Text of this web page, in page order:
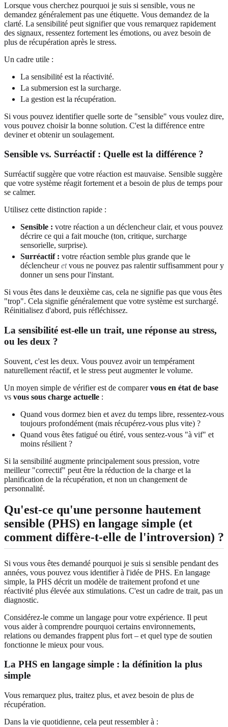
Lorsque vous cherchez pourquoi je suis si sensible, vous ne
demandez généralement pas une étiquette. Vous demandez de la
clarté. La sensibilité peut signifier que vous remarquez rapidement
des signaux, ressentez fortement les émotions, ou avez besoin de
plus de récupération après le stress.
Un cadre utile :
La sensibilité est la réactivité.
La submersion est la surcharge.
La gestion est la récupération.
Si vous pouvez identifier quelle sorte de "sensible" vous voulez dire,
vous pouvez choisir la bonne solution. C'est la différence entre
deviner et obtenir un soulagement.
Sensible vs. Surréactif : Quelle est la différence ?
Surréactif suggère que votre réaction est mauvaise. Sensible suggère
que votre système réagit fortement et a besoin de plus de temps pour
se calmer.
Utilisez cette distinction rapide :
Sensible : votre réaction a un déclencheur clair, et vous pouvez
décrire ce qui a fait mouche (ton, critique, surcharge
sensorielle, surprise).
Surréactif : votre réaction semble plus grande que le
déclencheuretvous ne pouvez pas ralentir suffisamment pour y
donner un sens pour l'instant.
Si vous êtes dans le deuxième cas, cela ne signifie pas que vous êtes
"trop". Cela signifie généralement que votre système est surchargé.
Réinitialisez d'abord, puis réfléchissez.
La sensibilité est-elle un trait, une réponse au stress,
ou les deux ?
Souvent, c'est les deux. Vous pouvez avoir un tempérament
naturellement réactif, et le stress peut augmenter le volume.
Un moyen simple de vérifier est de comparervous en état de base
vs vous sous charge actuelle :
Quand vous dormez bien et avez du temps libre, ressentez-vous
toujours profondément (mais récupérez-vous plus vite) ?
Quand vous êtes fatigué ou étiré, vous sentez-vous "à vif" et
moins résilient ?
Si la sensibilité augmente principalement sous pression, votre
meilleur "correctif" peut être la réduction de la charge et la
planification de la récupération, et non un changement de
personnalité.
Qu'est-ce qu'une personne hautement
sensible (PHS) en langage simple (et
comment diffère-t-elle de l'introversion) ?
Si vous vous êtes demandé pourquoi je suis si sensible pendant des
années, vous pouvez vous identifier à l'idée de PHS. En langage
simple, la PHS décrit un modèle de traitement profond et une
réactivité plus élevée aux stimulations. C'est un cadre de trait, pas un
diagnostic.
Considérez-le comme un langage pour votre expérience. Il peut
vous aider à comprendre pourquoi certains environnements,
relations ou demandes frappent plus fort – et quel type de soutien
fonctionne le mieux pour vous.
La PHS en langage simple : la définition la plus
simple
Vous remarquez plus, traitez plus, et avez besoin de plus de
récupération.
Dans la vie quotidienne, cela peut ressembler à :